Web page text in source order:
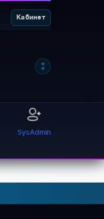
Кабинет
SysAdmin